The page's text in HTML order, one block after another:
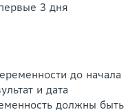
3 дня
до начала
и дата
должны быть